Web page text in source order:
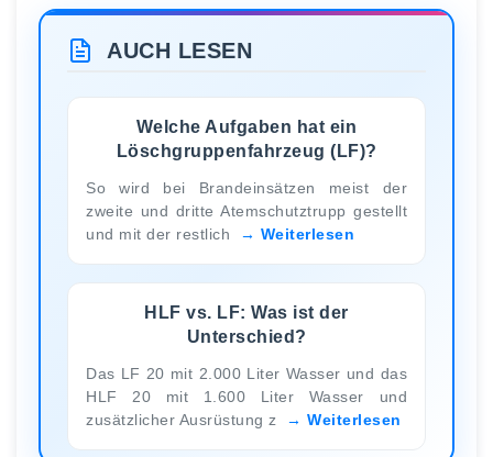
AUCH LESEN
Welche Aufgaben hat ein
Löschgruppenfahrzeug (LF)?
So wird bei Brandeinsätzen meist der
zweite und dritte Atemschutztrupp gestellt
und mit der restlich
Weiterlesen
HLF vs. LF: Was ist der
Unterschied?
Das LF 20 mit 2.000 Liter Wasser und das
HLF 20 mit 1.600 Liter Wasser und
zusätzlicher Ausrüstung z
Weiterlesen